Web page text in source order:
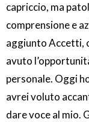
capriccio, ma
comprensione e
aggiunto Accetti,
avuto
personale. Oggi
avrei voluto
dare voce al mio.